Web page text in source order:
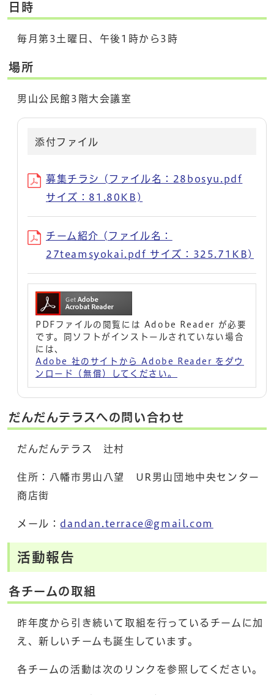
日時
毎月第3土曜日、午後1時から3時
場所
男山公民館3階大会議室
添付ファイル
募集チラシ (ファイル名：28bosyu.pdf
サイズ：81.80KB)
チーム紹介 (ファイル名：
27teamsyokai.pdf サイズ：325.71KB)
PDFファイルの閲覧には Adobe Reader が必要
です。同ソフトがインストールされていない場合
には、
Adobe 社のサイトから Adobe Reader をダウ
ンロード（無償）してください。
だんだんテラスへの問い合わせ
だんだんテラス 辻村
住所：八幡市男山八望 UR男山団地中央センター
商店街
メール： dandan.terrace@gmail.com
活動報告
各チームの取組
昨年度から引き続いて取組を行っているチームに加
え、新しいチームも誕生しています。
各チームの活動は次のリンクを参照してください。